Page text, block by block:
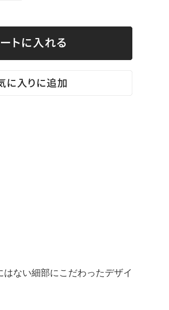
ない細部にこだわったデザイ